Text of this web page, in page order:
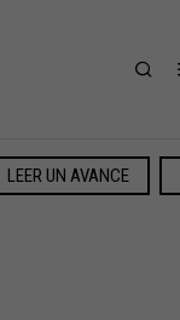
LEER UN AVANCE